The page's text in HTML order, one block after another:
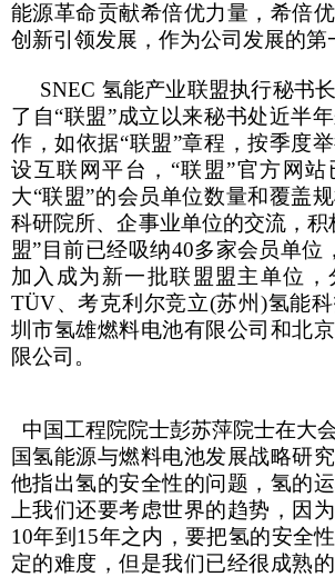
能源革命贡献希倍优力量，希倍
创新引领发展，作为公司发展的第
SNEC 氢能产业联盟执行秘书
了自“联盟”成立以来秘书处近半
作，如依据“联盟”章程，按季度
设互联网平台，“联盟”官方网
大“联盟”的会员单位数量和覆盖
科研院所、企事业单位的交流，积
盟”目前已经吸纳40多家会员单位
加入成为新一批联盟盟主单位
TÜV、考克利尔竞立(苏州 )氢能
圳市氢雄燃料电池有限公司和北
限公司。
中国工程院院士彭苏萍院士在大
国氢能源与燃料电池发展战略研
他指出氢的安全性的问题，氢的
上我们还要考虑世界的趋势，因
10年到 15年之内，要把氢的安全
定的难度，但是我们已经很成熟